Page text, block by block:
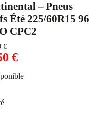
– Pneus
Été 225/60R15 96
CPC2
€
€